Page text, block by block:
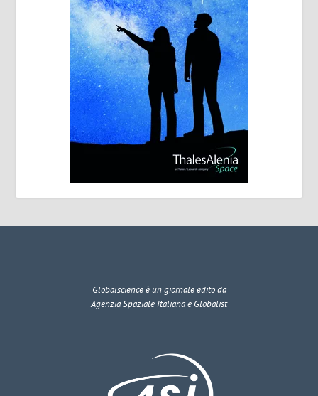
Globalscienceè un giornale edito da
Agenzia Spaziale Italiana e Globalist